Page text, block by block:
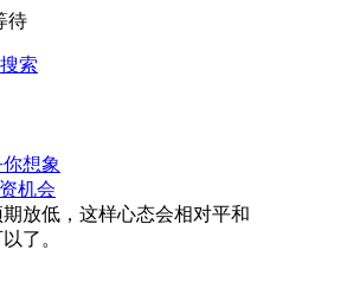
待
搜索
想象
机会
放低，这样心态会相对平和
了。